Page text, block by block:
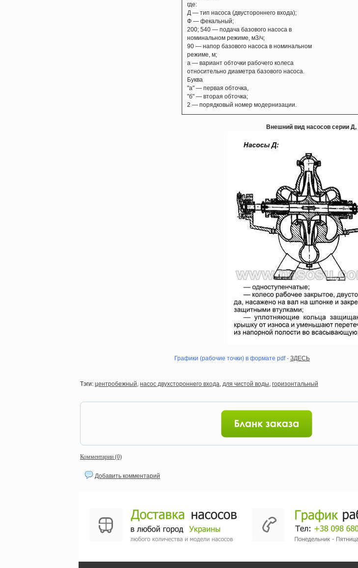
где:
Д — тип насоса (двустороннего входа);
Ф — фекальный;
200; 540 — подача базового насоса в
номинальном режиме, м3/ч;
90 — напор базового насоса в номинальном
режиме, м;
а — вариант обточки рабочего колеса
относительно диаметра базового насоса.
Буква
"а" — первая обточка,
"б" — вторая обточка;
2 — порядковый номер модернизации.
Внешний вид насосов серии Д,
Графики (рабочие точки) в формате pdf - ЗДЕСЬ
Тэги: центробежный, насос двухстороннего входа, для чистой воды, горизонтальный
Комментарии (0)
Добавить комментарий